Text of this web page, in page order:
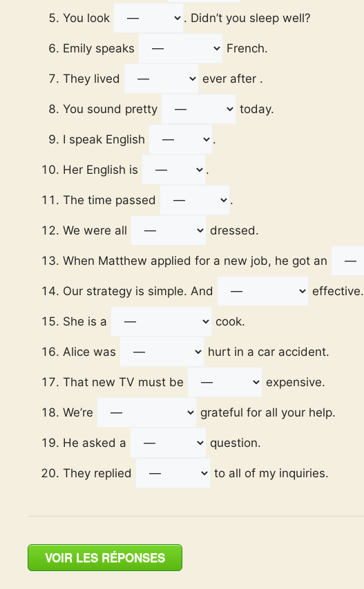
You look . Didn’t you sleep well?
Emily speaks French.
They lived ever after .
You sound pretty today.
I speak English .
Her English is .
The time passed .
We were all dressed.
When Matthew applied for a new job, he got an
Our strategy is simple. And effective.
She is a cook.
Alice was hurt in a car accident.
That new TV must be expensive.
We’re grateful for all your help.
He asked a question.
They replied to all of my inquiries.
VOIR LES RÉPONSES